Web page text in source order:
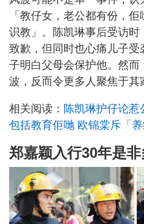
「教仔女，老公都有份，
识教」。陈凯琳事后受访
致歉，但同时也心痛儿子
子明白父母会保护他。然
波，反而令更多人聚焦于其
相关阅读： 陈凯琳护仔论惹
包括教育佢哋 欧锦棠斥「养
郑嘉颖入行30年是非